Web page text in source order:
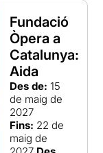
Fundació
Òpera a
Catalunya:
Aida
Des de: 15
de maig de
2027
Fins: 22 de
maig de